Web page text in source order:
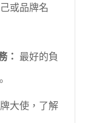
或品牌名
： 最好的負
大使，了解